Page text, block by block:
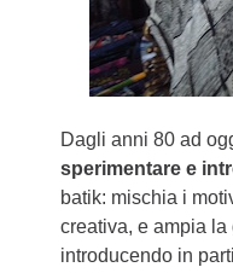
Dagli anni 80 ad
sperimentare e
batik: mischia i
creativa, e ampia
introducendo in